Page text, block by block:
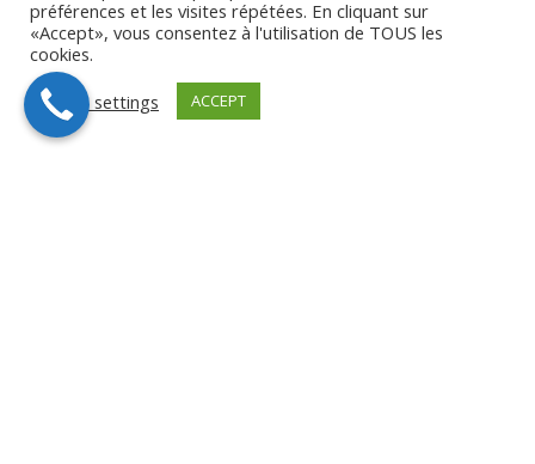
préférences et les visites répétées. En cliquant sur
«Accept», vous consentez à l'utilisation de TOUS les
cookies.
Cookie settings
ACCEPT